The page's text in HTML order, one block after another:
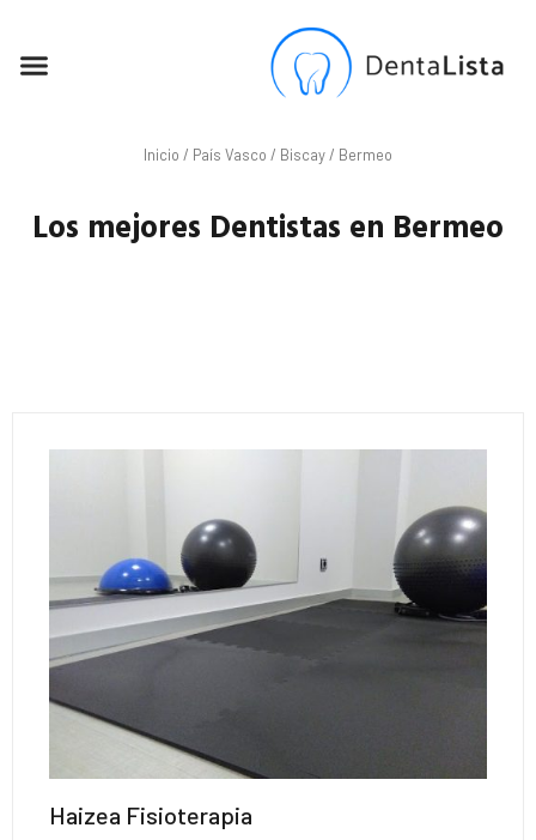
Inicio / País Vasco / Biscay/ Bermeo
Los mejores Dentistas en Bermeo
Haizea Fisioterapia